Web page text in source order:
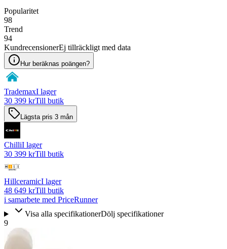
Popularitet
98
Trend
94
KundrecensionerEj tillräckligt med data
Hur beräknas poängen?
TrademaxI lager
30 399 krTill butik
Lägsta pris 3 mån
ChilliI lager
30 399 krTill butik
HillceramicI lager
48 649 krTill butik
i samarbete med PriceRunner
Visa alla specifikationerDölj specifikationer
9